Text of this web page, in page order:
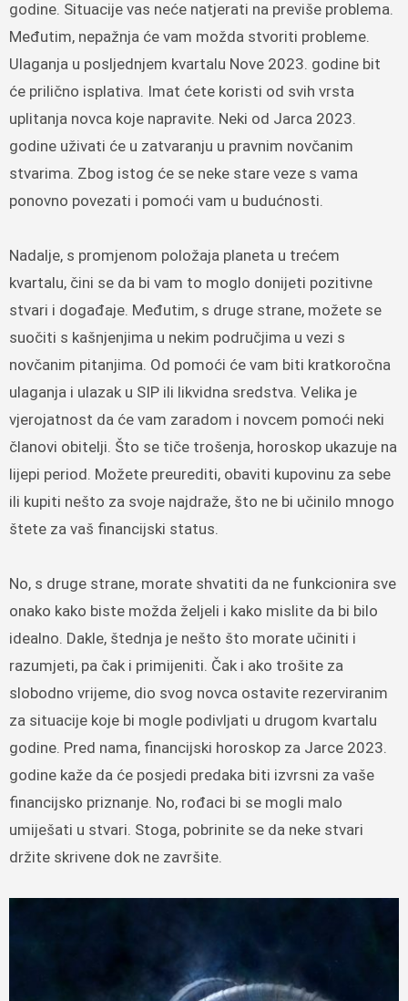
godine. Situacije vas neće natjerati na previše problema.
Međutim, nepažnja će vam možda stvoriti probleme.
Ulaganja u posljednjem kvartalu Nove 2023. godine bit
će prilično isplativa. Imat ćete koristi od svih vrsta
uplitanja novca koje napravite. Neki od Jarca 2023.
godine uživati će ​u zatvaranju u pravnim novčanim
stvarima. Zbog istog će se neke stare veze s vama
ponovno povezati i pomoći vam u budućnosti.
Nadalje, s promjenom položaja planeta u trećem
kvartalu, čini se da bi vam to moglo donijeti pozitivne
stvari i događaje. Međutim, s druge strane, možete se
suočiti s kašnjenjima u nekim područjima u vezi s
novčanim pitanjima. Od pomoći će vam biti kratkoročna
ulaganja i ulazak u SIP ili likvidna sredstva. Velika je
vjerojatnost da će vam zaradom i novcem pomoći neki
članovi obitelji. Što se tiče trošenja, horoskop ukazuje na
lijepi period. Možete preurediti, obaviti kupovinu za sebe
ili kupiti nešto za svoje najdraže, što ne bi učinilo mnogo
štete za vaš financijski status.
No, s druge strane, morate shvatiti da ne funkcionira sve
onako kako biste možda željeli i kako mislite da bi bilo
idealno. Dakle, štednja je nešto što morate učiniti i
razumjeti, pa čak i primijeniti. Čak i ako trošite za
slobodno vrijeme, dio svog novca ostavite rezerviranim
za situacije koje bi mogle podivljati u drugom kvartalu
godine. Pred nama, financijski horoskop za Jarce 2023.
godine kaže da će posjedi predaka biti izvrsni za vaše
financijsko priznanje. No, rođaci bi se mogli malo
umiješati u stvari. Stoga, pobrinite se da neke stvari
držite skrivene dok ne završite.